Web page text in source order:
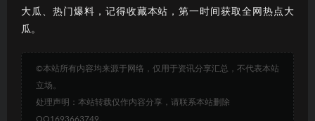
大瓜、热门爆料，记得收藏本站，第一时间获取全网热点大
瓜。
©本站所有内容均来源于网络，仅用于资讯分享汇总，不代表本站
立场。
处理声明：本站转载仅作内容分享，请联系本站删除
QQ1693663749。